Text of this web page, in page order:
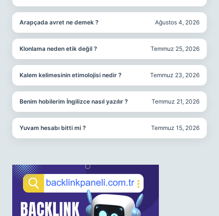
Arapçada avret ne demek ? Ağustos 4, 2026
Klonlama neden etik değil ? Temmuz 25, 2026
Kalem kelimesinin etimolojisi nedir ? Temmuz 23, 2026
Benim hobilerim İngilizce nasıl yazılır ? Temmuz 21, 2026
Yuvam hesabı bitti mi ? Temmuz 15, 2026